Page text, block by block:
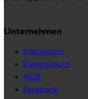
Unternehmen
Impressum
Datenschutz
AGB
Facebook